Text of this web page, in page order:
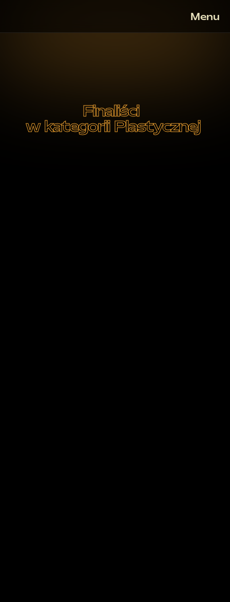
Menu
Finaliści
w kategorii Plastycznej